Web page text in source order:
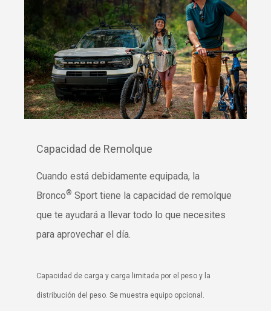
Capacidad de Remolque
Cuando está debidamente equipada, la
Bronco® Sport tiene la capacidad de remolque
que te ayudará a llevar todo lo que necesites
para aprovechar el día.
Capacidad de carga y carga limitada por el peso y la
distribución del peso. Se muestra equipo opcional.